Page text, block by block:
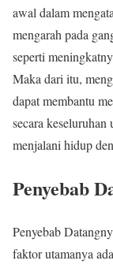
awal dalam
mengarah pada
seperti
Maka dari itu,
dapat membantu
secara keseluruhan
menjalani hidup
Penyebab
Penyebab
faktor utamanya